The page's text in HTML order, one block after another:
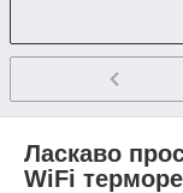
Ласкаво
WiFi